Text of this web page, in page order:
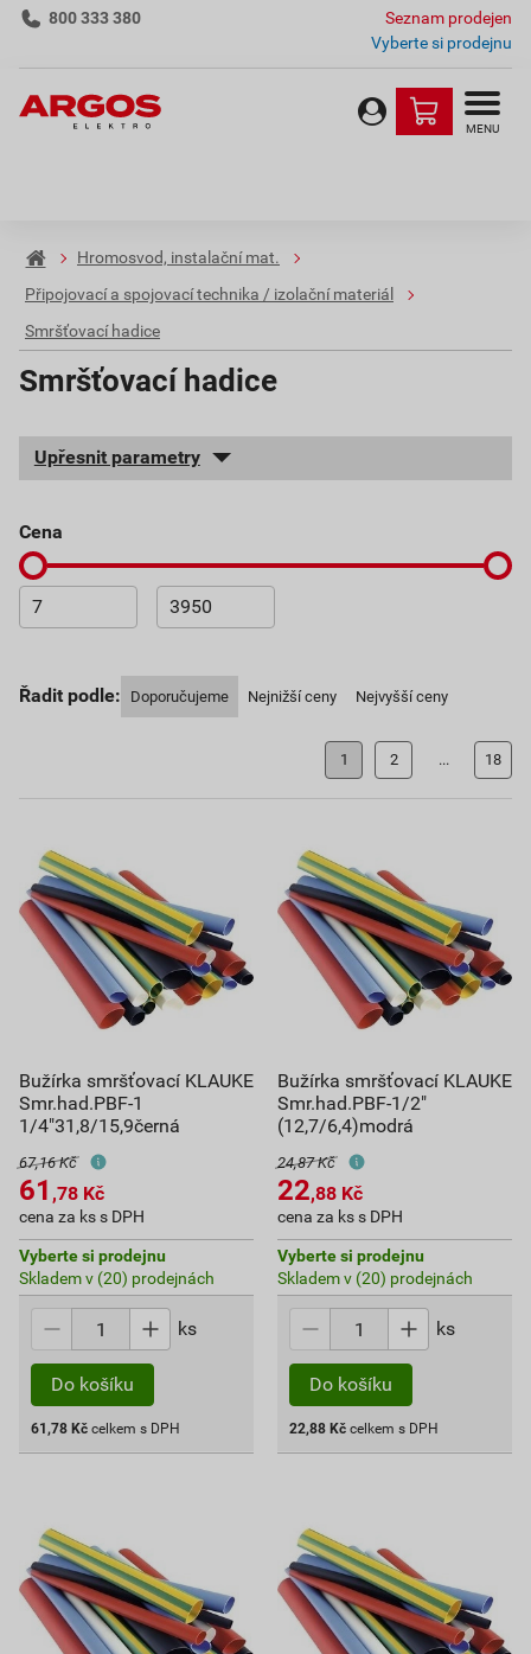
800 333 380
Seznam prodejen
Vyberte si prodejnu
MENU
Hromosvod, instalační mat.
Připojovací a spojovací technika / izolační materiál
Smršťovací hadice
Smršťovací hadice
Upřesnit parametry
cena
Řadit podle: Doporučujeme Nejnižší ceny Nejvyšší ceny
1 2 ... 18
Bužírka smršťovací KLAUKE
Smr.had.PBF-1
1/4"31,8/15,9černá
67,16 Kč
61 ,78 Kč
cena za ks s DPH
Vyberte si prodejnu
Skladem v (20) prodejnách
ks
Do košíku
61,78 Kč celkem s DPH
Bužírka smršťovací KLAUKE
Smr.had.PBF-1/2"
(12,7/6,4)modrá
24,87 Kč
22,88 Kč
cena za ks s DPH
Vyberte si prodejnu
Skladem v (20) prodejnách
ks
Do košíku
22,88 Kč celkem s DPH